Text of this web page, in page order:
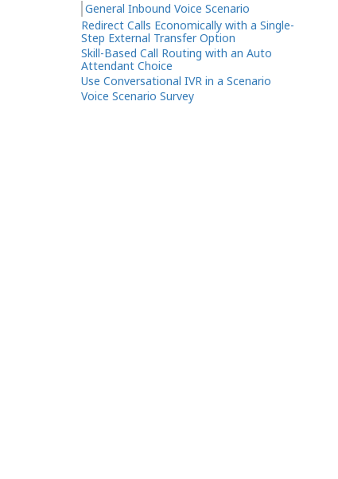
General Inbound Voice Scenario
Redirect Calls Economically with a Single-
Step External Transfer Option
Skill-Based Call Routing with an Auto
Attendant Choice
Use Conversational IVR in a Scenario
Voice Scenario Survey